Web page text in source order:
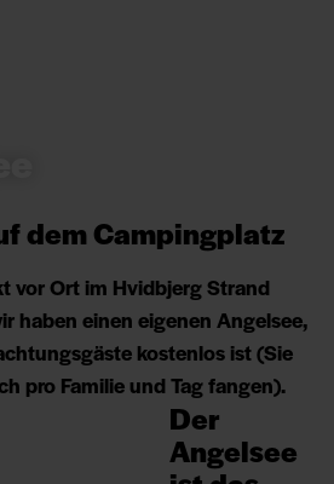
dem Campingplatz
vor Ort im Hvidbjerg Strand
haben einen eigenen Angelsee,
kostenlos ist (Sie
pro Familie und Tag fangen).
Der
Angelsee